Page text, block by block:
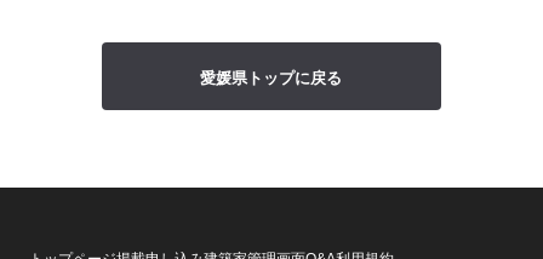
愛媛県トップに戻る